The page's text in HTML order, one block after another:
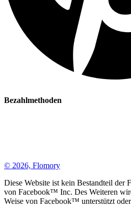
Bezahl­methoden
© 2026, Flomory
Diese Website ist kein Bestandteil der
von Facebook™ Inc. Des Weiteren
Weise von Facebook™ unterstützt